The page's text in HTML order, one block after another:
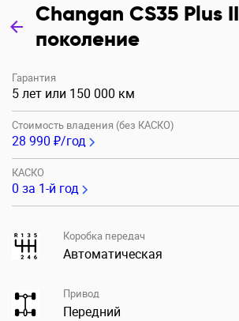
Changan CS35 Plus II
поколение
Гарантия
5 лет или 150 000 км
Стоимость владения (без КАСКО)
28 990 ₽/год
КАСКО
0 за 1-й год
Коробка передач
Автоматическая
Привод
Передний